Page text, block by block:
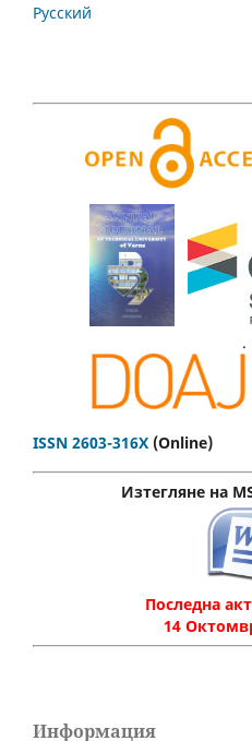
Русский
.
ISSN 2603-316X (Online)
Изтегляне на
Последна
14
Информация